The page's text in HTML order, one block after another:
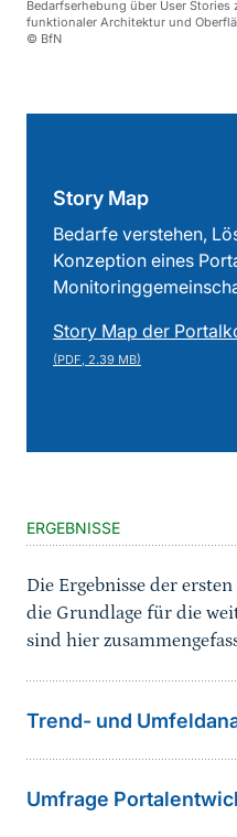
Bedarfserhebung über User
funktionaler Architektur und
© BfN
Story Map
Bedarfe verstehen,
Konzeption eines
Story Map der
(PDF, 2.39 MB)
ERGEBNISSE
Die Ergebnisse der
die Grundlage für die
sind hier
Trend- und
Umfrage